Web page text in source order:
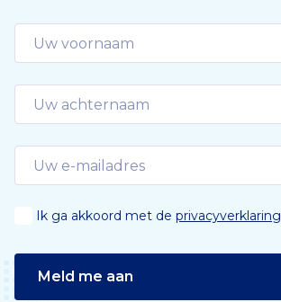
Ik ga akkoord met de privacyverklaring
Meld me aan